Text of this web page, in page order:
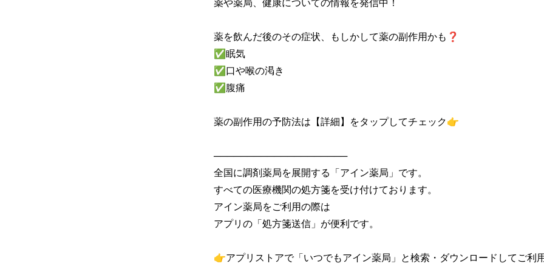
薬を飲んだ後のその症状、もしかして薬の副作用かも❓
✅眠気
✅口や喉の渇き
✅腹痛
薬の副作用の予防法は【詳細】をタップしてチェック👉
────────────────────
全国に調剤薬局を展開する「アイン薬局」です。
すべての医療機関の処方箋を受け付けております。
アイン薬局をご利用の際は
アプリの「処方箋送信」が便利です。
👉アプリストアで「いつでもアイン薬局」と検索・ダウンロードしてご利用